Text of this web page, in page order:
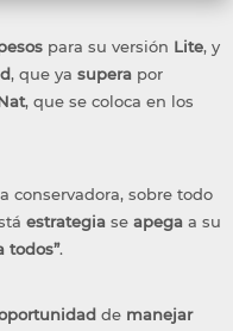
para su versión Lite, y
, que ya supera por
, que se coloca en los
conservadora, sobre todo
estrategia se apega a su
todos”.
de manejar